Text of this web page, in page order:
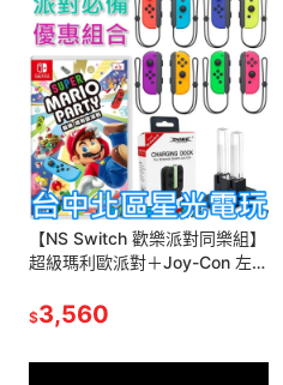
【NS Switch 歡樂派對同樂組】
超級瑪利歐派對＋Joy-Con 左右
光電玩】
$3,560